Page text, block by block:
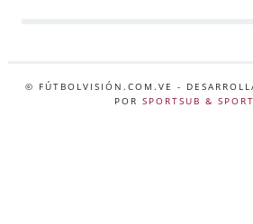
© FÚTBOLVISIÓN.COM.VE -
POR SPORTSUB &